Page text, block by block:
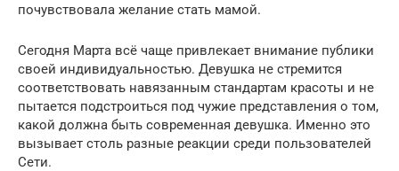
почувствовала желание стать мамой.
Сегодня Марта всё чаще привлекает внимание публики
своей индивидуальностью. Девушка не стремится
соответствовать навязанным стандартам красоты и не
пытается подстроиться под чужие представления о том,
какой должна быть современная девушка. Именно это
вызывает столь разные реакции среди пользователей
Сети.